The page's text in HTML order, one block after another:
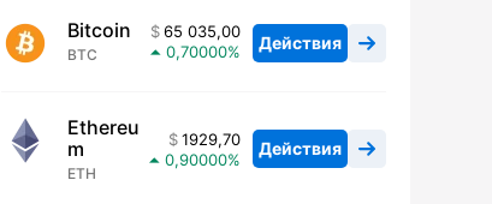
Bitcoin
BTC
65 035,00
0,70000
Действия
Ethereu
m
ETH
1929,70
0,90000
Действия